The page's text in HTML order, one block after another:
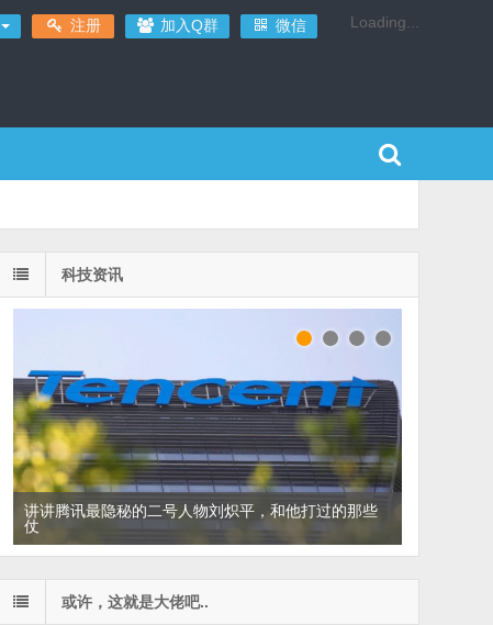
注册 加入Q群 微信 Loading...
科技资讯
讲讲腾讯最隐秘的二号人物刘炽平，和他打过的那些
仗
或许，这就是大佬吧..